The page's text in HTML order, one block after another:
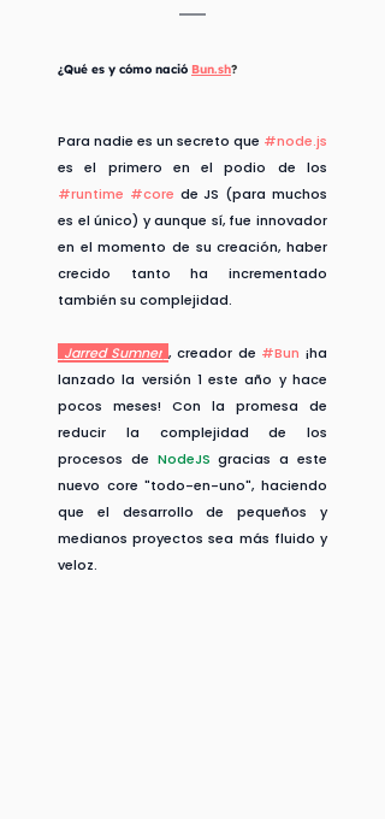
¿Qué es y cómo nació Bun.sh?
Para nadie es un secreto que #node.js
#runtime #core de JS (para muchos
es el único) y aunque sí, fue innovador
en el momento de su creación, haber
crecido tanto ha incrementado
también su complejidad.
Jarred Sumner , creador de #Bun ¡ha
lanzado la versión 1 este año y hace
pocos meses! Con la promesa de
reducir la complejidad de los
procesos de NodeJS gracias a este
nuevo core "todo-en-uno", haciendo
que el desarrollo de pequeños y
medianos proyectos sea más fluido y
veloz.